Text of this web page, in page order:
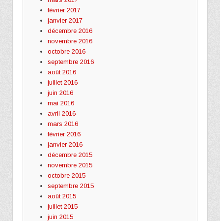
février 2017
janvier 2017
décembre 2016
novembre 2016
octobre 2016
septembre 2016
août 2016
juillet 2016
juin 2016
mai 2016
avril 2016
mars 2016
février 2016
janvier 2016
décembre 2015
novembre 2015
octobre 2015
septembre 2015
août 2015
juillet 2015
juin 2015